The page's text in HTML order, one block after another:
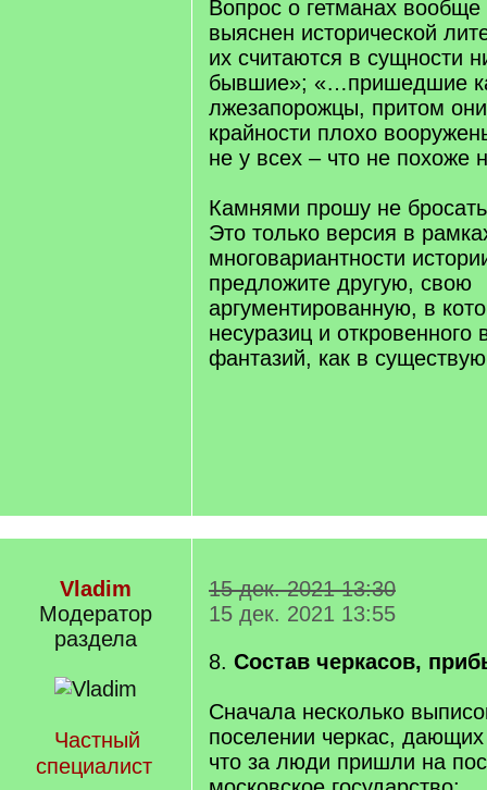
Вопрос о гетманах
выяснен исторической
их считаются в сущности
бывшие»; «…пришедшие
лжезапорожцы, притом
крайности плохо
не у всех – что не похоже
Камнями прошу не
Это только версия в
многовариантности
предложите другую, свою
аргументированную, в
несуразиц и откровенного
фантазий, как в
Vladim
Модератор
раздела
Частный
специалист
15 дек. 2021 13:30
15 дек. 2021 13:55
8. Состав черкасов,
Сначала несколько
поселении черкас,
что за люди пришли на